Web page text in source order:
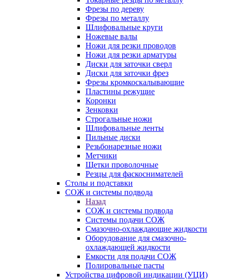
Фрезы по дереву
Фрезы по металлу
Шлифовальные круги
Ножевые валы
Ножи для резки проводов
Ножи для резки арматуры
Диски для заточки сверл
Диски для заточки фрез
Фрезы кромкоскалывающие
Пластины режущие
Коронки
Зенковки
Строгальные ножи
Шлифовальные ленты
Пильные диски
Резьбонарезные ножи
Метчики
Щетки проволочные
Резцы для фаскоснимателей
Столы и подставки
СОЖ и системы подвода
Назад
СОЖ и системы подвода
Системы подачи СОЖ
Смазочно-охлаждающие жидкости
Оборудование для смазочно-
охлаждающей жидкости
Емкости для подачи СОЖ
Полировальные пасты
Устройства цифровой индикации (УЦИ)